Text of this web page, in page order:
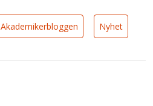
Akademikerbloggen Nyhet